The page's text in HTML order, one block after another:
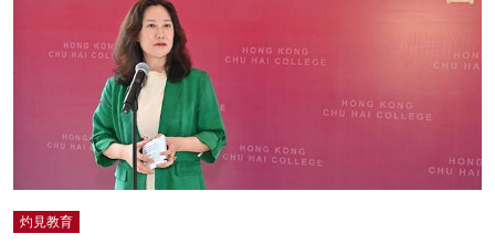
灼見教育